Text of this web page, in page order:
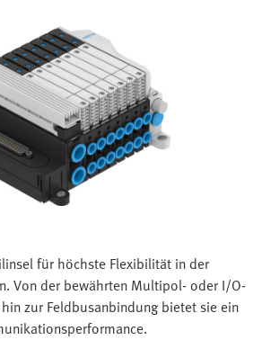
für höchste Flexibilität in der
Von der bewährten Multipol- oder I/O-
zur Feldbusanbindung bietet sie ein